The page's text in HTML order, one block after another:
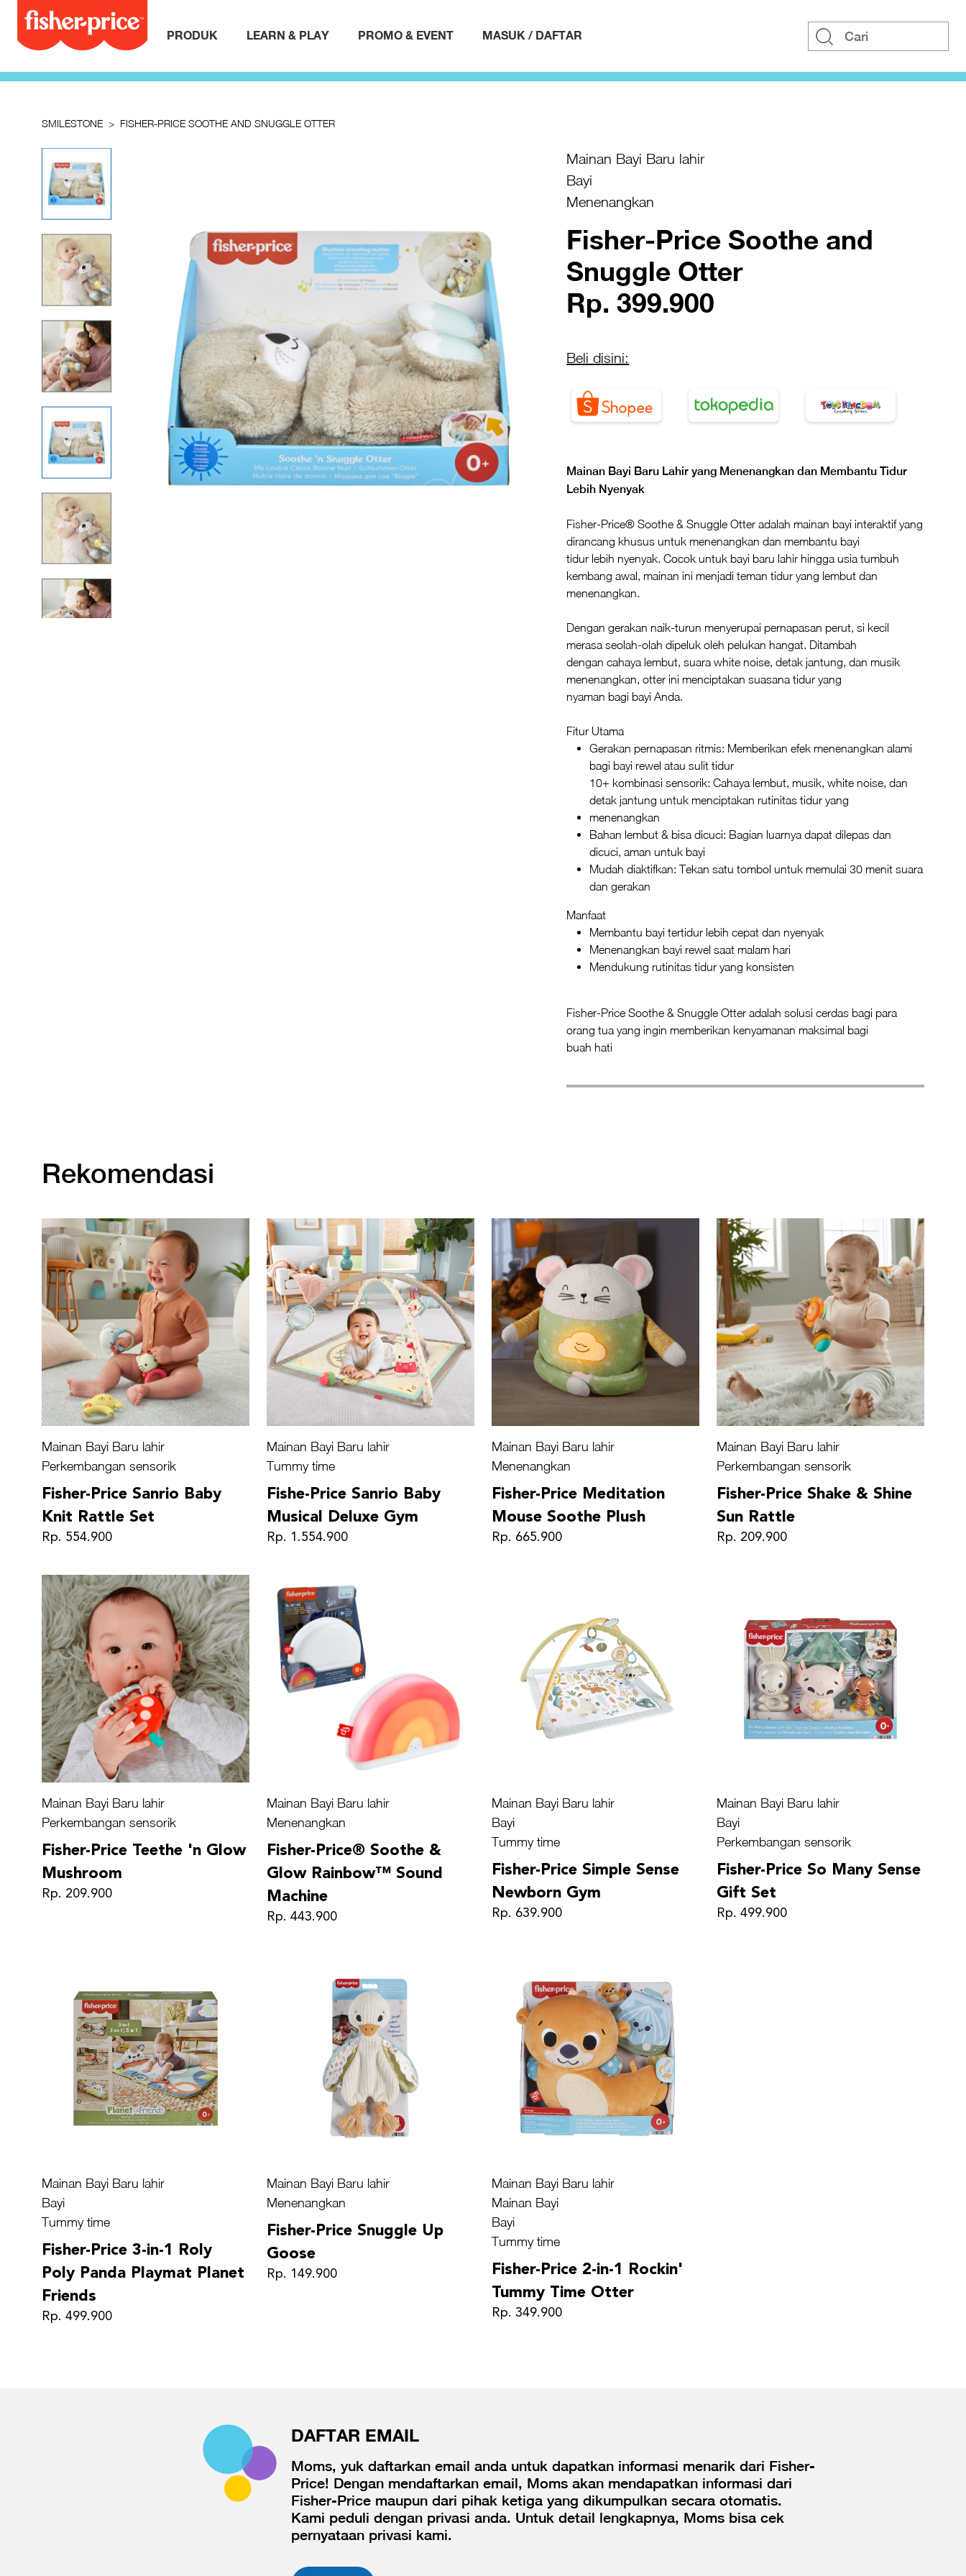
PRODUK LEARN & PLAY PROMO & EVENT MASUK / DAFTAR
SMILESTONE FISHER-PRICE SOOTHE AND SNUGGLE OTTER
Mainan Bayi Baru lahir
Bayi
Menenangkan
Fisher-Price Soothe and
Snuggle Otter
Rp. 399.900
Beli disini:
Mainan Bayi Baru Lahir yang Menenangkan dan Membantu Tidur
Lebih Nyenyak
Fisher-Price® Soothe & Snuggle Otter adalah mainan bayi interaktif yang
dirancang khusus untuk menenangkan dan membantu bayi
tidur lebih nyenyak. Cocok untuk bayi baru lahir hingga usia tumbuh
kembang awal, mainan ini menjadi teman tidur yang lembut dan
menenangkan.
Dengan gerakan naik-turun menyerupai pernapasan perut, si kecil
merasa seolah-olah dipeluk oleh pelukan hangat. Ditambah
dengan cahaya lembut, suara white noise, detak jantung, dan musik
menenangkan, otter ini menciptakan suasana tidur yang
nyaman bagi bayi Anda.
Fitur Utama
Gerakan pernapasan ritmis: Memberikan efek menenangkan alami
bagi bayi rewel atau sulit tidur
10+ kombinasi sensorik: Cahaya lembut, musik, white noise, dan
detak jantung untuk menciptakan rutinitas tidur yang
menenangkan
Bahan lembut & bisa dicuci: Bagian luarnya dapat dilepas dan
dicuci, aman untuk bayi
Mudah diaktifkan: Tekan satu tombol untuk memulai 30 menit suara
dan gerakan
Manfaat
Membantu bayi tertidur lebih cepat dan nyenyak
Menenangkan bayi rewel saat malam hari
Mendukung rutinitas tidur yang konsisten
Fisher-Price Soothe & Snuggle Otter adalah solusi cerdas bagi para
orang tua yang ingin memberikan kenyamanan maksimal bagi
buah hati
Rekomendasi
Mainan Bayi Baru lahir
Perkembangan sensorik
Fisher-Price Sanrio Baby
Knit Rattle Set
Rp. 554.900
Mainan Bayi Baru lahir
Tummy time
Fishe-Price Sanrio Baby
Musical Deluxe Gym
Rp. 1.554.900
Mainan Bayi Baru lahir
Menenangkan
Fisher-Price Meditation
Mouse Soothe Plush
Rp. 665.900
Mainan Bayi Baru lahir
Perkembangan sensorik
Fisher-Price Shake & Shine
Sun Rattle
Rp. 209.900
Mainan Bayi Baru lahir
Perkembangan sensorik
Fisher-Price Teethe 'n Glow
Mushroom
Rp. 209.900
Mainan Bayi Baru lahir
Menenangkan
Fisher-Price® Soothe &
Glow Rainbow™ Sound
Machine
Rp. 443.900
Mainan Bayi Baru lahir
Bayi
Tummy time
Fisher-Price Simple Sense
Newborn Gym
Rp. 639.900
Mainan Bayi Baru lahir
Bayi
Perkembangan sensorik
Fisher-Price So Many Sense
Gift Set
Rp. 499.900
Mainan Bayi Baru lahir
Bayi
Tummy time
Fisher-Price 3-in-1 Roly
Poly Panda Playmat Planet
Friends
Rp. 499.900
Mainan Bayi Baru lahir
Menenangkan
Fisher-Price Snuggle Up
Goose
Rp. 149.900
Mainan Bayi Baru lahir
Mainan Bayi
Bayi
Tummy time
Fisher-Price 2-in-1 Rockin'
Tummy Time Otter
Rp. 349.900
DAFTAR EMAIL
Moms, yuk daftarkan email anda untuk dapatkan informasi menarik dari Fisher-
Price! Dengan mendaftarkan email, Moms akan mendapatkan informasi dari
Fisher-Price maupun dari pihak ketiga yang dikumpulkan secara otomatis.
Kami peduli dengan privasi anda. Untuk detail lengkapnya, Moms bisa cek
pernyataan privasi kami.